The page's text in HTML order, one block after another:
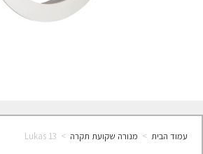
עמוד הבית > מנורה שקועת תקרה >
Lukas 13